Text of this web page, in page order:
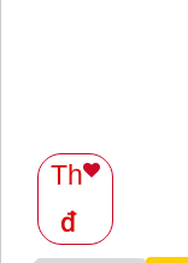
Th